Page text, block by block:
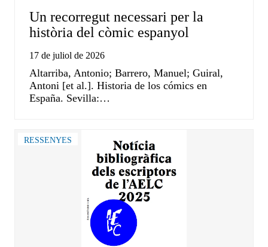
Un recorregut necessari per la
història del còmic espanyol
17 de juliol de 2026
Altarriba, Antonio; Barrero, Manuel; Guiral,
Antoni [et al.]. Historia de los cómics en
España. Sevilla:…
RESSENYES